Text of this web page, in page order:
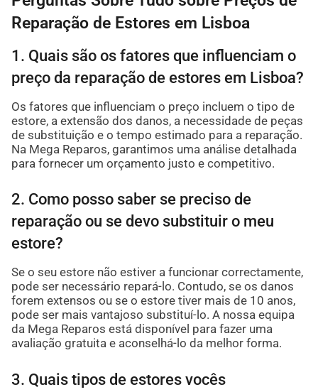
Reparação de Estores em Lisboa
1. Quais são os fatores que influenciam o
preço da reparação de estores em Lisboa?
Os fatores que influenciam o preço incluem o tipo de
estore, a extensão dos danos, a necessidade de peças
de substituição e o tempo estimado para a reparação.
Na Mega Reparos, garantimos uma análise detalhada
para fornecer um orçamento justo e competitivo.
2. Como posso saber se preciso de
reparação ou se devo substituir o meu
estore?
Se o seu estore não estiver a funcionar correctamente,
pode ser necessário repará-lo. Contudo, se os danos
forem extensos ou se o estore tiver mais de 10 anos,
pode ser mais vantajoso substituí-lo. A nossa equipa
da Mega Reparos está disponível para fazer uma
avaliação gratuita e aconselhá-lo da melhor forma.
3. Quais tipos de estores vocês